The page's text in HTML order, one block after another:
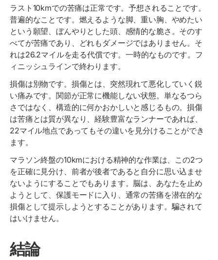
ラスト10kmでの苦痛は正常です。予想されることです。
普遍的なことです。燃えるような脚、重い胸、やめたい
という願望、ぼんやりとした頭、感情的な脆さ。そのす
べてが苦痛であり、どれもダメージではありません。そ
れは26.2マイルを走る代償です。一時的なものです。フ
ィニッシュラインで終わります。
損傷は別物です。損傷とは、突然現れて悪化していく鋭
い痛みです。関節が正常に機能しない状態。単なるつら
さではなく、構造的に何かおかしいと感じるもの。損傷
は苦痛とは質が異なり、経験豊富なランナーであれば、
22マイル地点であってもその違いを見分けることができ
ます。
マラソン終盤の10kmにおける精神的な作業は、この2つ
を正確に見分け、前者が後者であると自分に思い込ませ
ないようにすることでもあります。脳は、あなたを止め
ようとして、保護モードに入り、通常の苦痛を潜在的な
損傷として提示しようとすることがあります。騙されて
はいけません。
結論